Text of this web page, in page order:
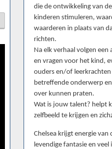
die de ontwikkeling van
kinderen stimuleren,
waarderen in plaats van
richten.
Na elk verhaal volgen een
en vragen voor het kind,
ouders en/of
betreffende onderwerp
over kunnen praten.
Wat is jouw talent? helpt
zelfbeeld te krijgen en
Chelsea krijgt energie van
levendige fantasie en